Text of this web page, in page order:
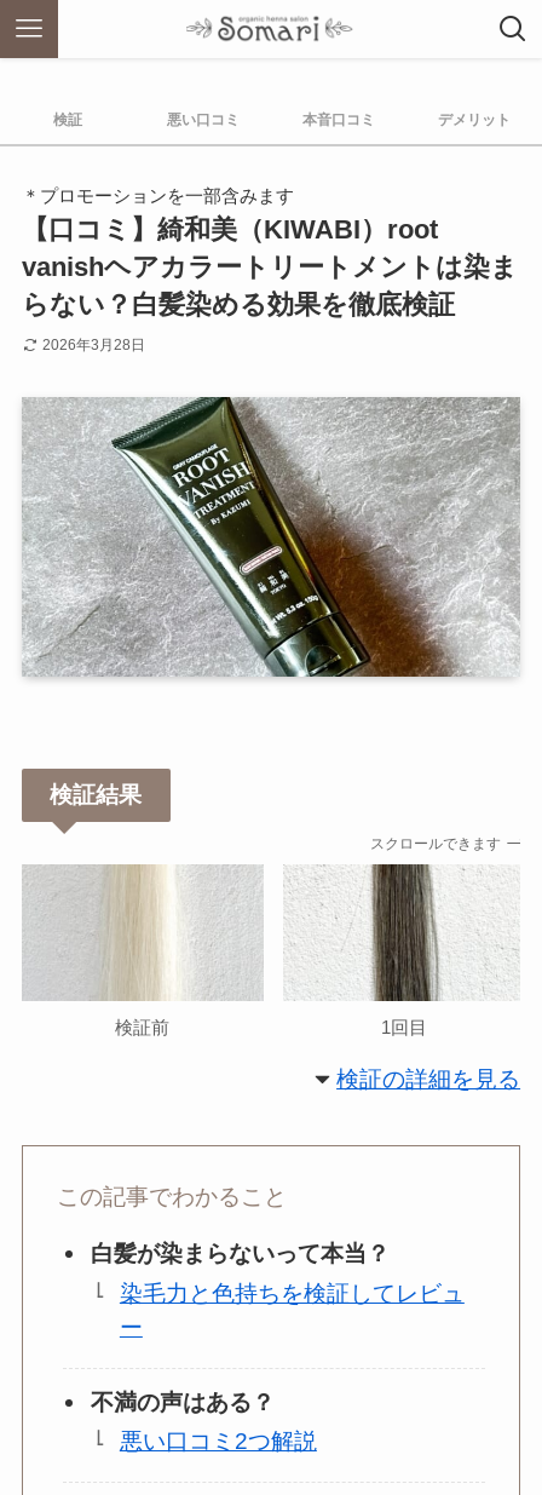
検証 悪い口コミ 本音口コミ デメリット
＊プロモーションを一部含みます
【口コミ】綺和美（KIWABI）root
vanishヘアカラートリートメントは染ま
らない？白髪染める効果を徹底検証
2026年3月28日
検証結果
スクロールできます
検証前 1回目
検証の詳細を見る
この記事でわかること
白髪が染まらないって本当？
染毛力と色持ちを検証してレビュ
ー
不満の声はある？
悪い口コミ2つ解説